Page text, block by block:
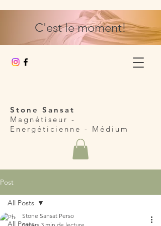
Stone Sansat
Magnétiseur -
Energéticienne - Médium
C'est le moment!
Post
All Posts
All Posts
Stone Sansat Perso